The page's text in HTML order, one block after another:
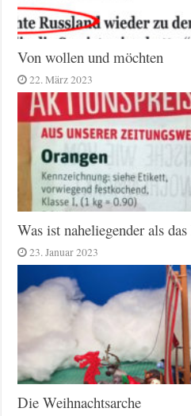
Von wollen und möchten
22. März 2023
Was ist naheliegender als
23. Januar 2023
Die Weihnachtsarche